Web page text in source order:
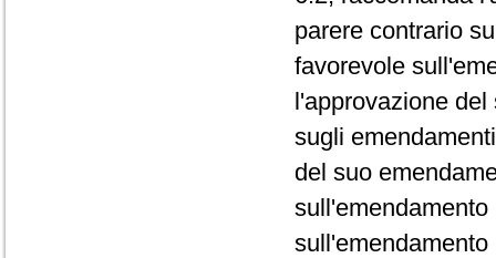
parere contrario
favorevole
l'approvazione
sugli
del suo
sull'emendamento